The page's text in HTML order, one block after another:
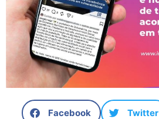
Facebook Twitter